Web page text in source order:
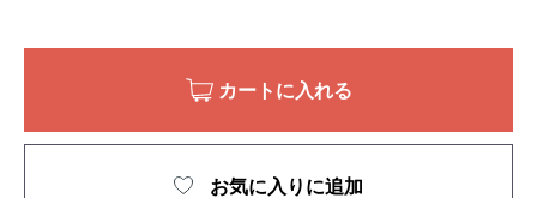
カートに入れる
お気に入りに追加